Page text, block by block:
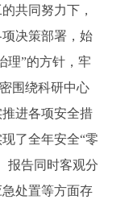
共同努力下，
决策部署，始
理”的方针，牢
围绕科研中心
进各项安全措
了全年安全“零
报告同时客观分
处置等方面存